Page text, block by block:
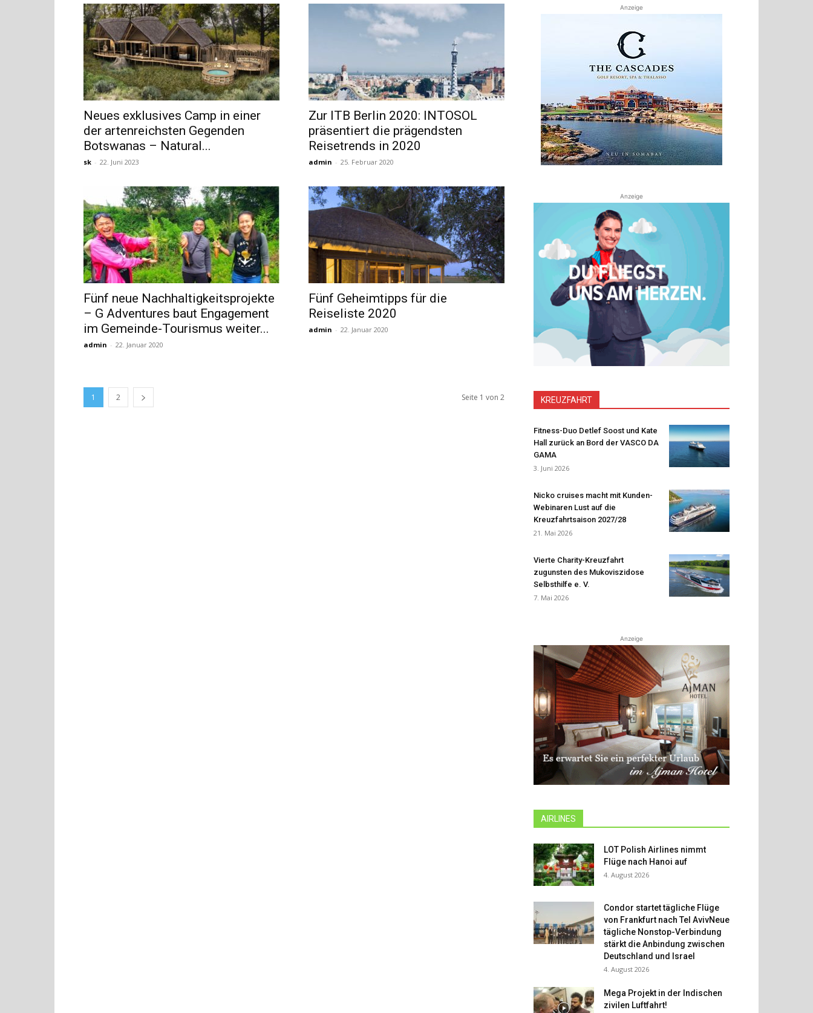
Neues exklusives Camp in einer
der artenreichsten Gegenden
Botswanas – Natural...
sk - 22. Juni 2023
Zur ITB Berlin 2020: INTOSOL
präsentiert die prägendsten
Reisetrends in 2020
admin - 25. Februar 2020
Fünf neue Nachhaltigkeitsprojekte
– G Adventures baut Engagement
im Gemeinde-Tourismus weiter...
admin - 22. Januar 2020
Fünf Geheimtipps für die
Reiseliste 2020
admin - 22. Januar 2020
1 2 Seite 1 von 2
Anzeige
Anzeige
KREUZFAHRT
Fitness-Duo Detlef Soost und Kate
Hall zurück an Bord der VASCO DA
GAMA
3. Juni 2026
Nicko cruises macht mit Kunden-
Webinaren Lust auf die
Kreuzfahrtsaison 2027/28
21. Mai 2026
Vierte Charity-Kreuzfahrt
zugunsten des Mukoviszidose
Selbsthilfe e. V.
7. Mai 2026
Anzeige
AIRLINES
LOT Polish Airlines nimmt
Flüge nach Hanoi auf
4. August 2026
Condor startet tägliche Flüge
von Frankfurt nach Tel AvivNeue
tägliche Nonstop-Verbindung
stärkt die Anbindung zwischen
Deutschland und Israel
4. August 2026
Mega Projekt in der Indischen
zivilen Luftfahrt!